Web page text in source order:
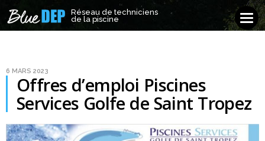
Réseau de techniciens
de la piscine
6 MARS 2023
Offres d’emploi Piscines
Services Golfe de Saint Tropez
Réseau de techniciens
de la piscine